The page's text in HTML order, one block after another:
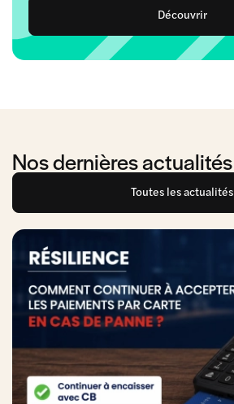
Découvrir
Nos dernières actualités
Toutes les actualités